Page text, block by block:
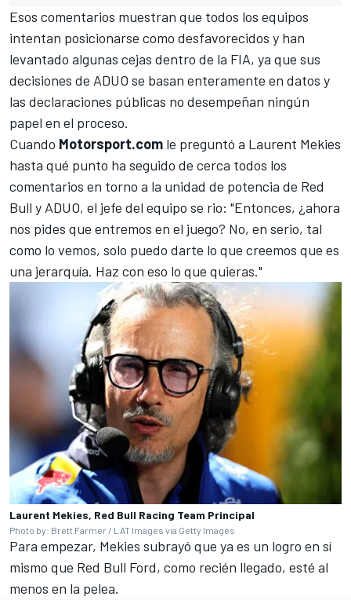
Esos comentarios muestran que todos los equipos
intentan posicionarse como desfavorecidos y han
levantado algunas cejas dentro de la FIA, ya que sus
decisiones de ADUO se basan enteramente en datos y
las declaraciones públicas no desempeñan ningún
papel en el proceso.
Cuando Motorsport.com le preguntó a Laurent Mekies
hasta qué punto ha seguido de cerca todos los
comentarios en torno a la unidad de potencia de Red
Bull y ADUO, el jefe del equipo se rio: "Entonces, ¿ahora
nos pides que entremos en el juego? No, en serio, tal
como lo vemos, solo puedo darte lo que creemos que es
una jerarquía. Haz con eso lo que quieras."
Laurent Mekies, Red Bull Racing Team Principal
Photo by: Brett Farmer / LAT Images via Getty Images
Para empezar, Mekies subrayó que ya es un logro en sí
mismo que Red Bull Ford, como recién llegado, esté al
menos en la pelea.